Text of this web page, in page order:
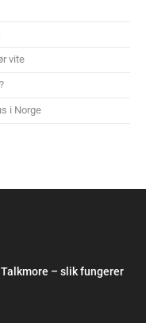
vite
i Norge
– slik fungerer